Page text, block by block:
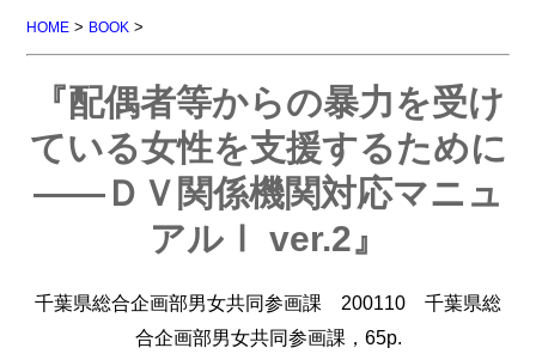
HOME > BOOK >
『配偶者等からの暴力を受け
ている女性を支援するために
――ＤＶ関係機関対応マニュ
アルⅠ ver.2』
千葉県総合企画部男女共同参画課 200110 千葉県総
合企画部男女共同参画課，65p.